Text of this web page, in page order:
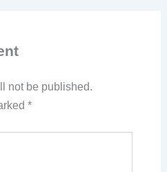
not be published.
*